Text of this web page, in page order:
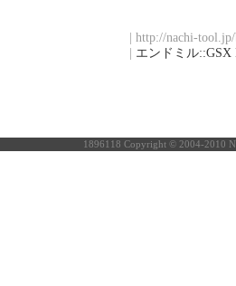
| http://nachi-
エンドミル
1896118 Copyright © 2004-2010